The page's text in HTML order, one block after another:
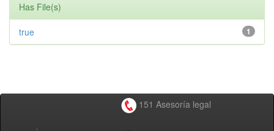
Has File(s)
1
true
151 Asesoría legal